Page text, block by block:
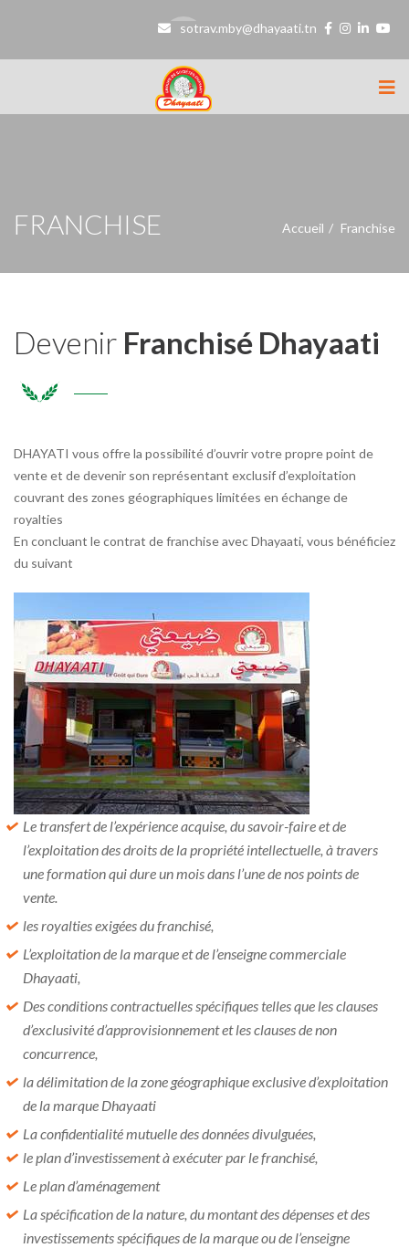
sotrav.mby@dhayaati.tn
FRANCHISE Accueil Franchise
Devenir Franchisé Dhayaati
DHAYATI vous offre la possibilité d’ouvrir votre propre point de
vente et de devenir son représentant exclusif d’exploitation
couvrant des zones géographiques limitées en échange de
royalties
En concluant le contrat de franchise avec Dhayaati, vous bénéficiez
du suivant
Le transfert de l’expérience acquise, du savoir-faire et de
l’exploitation des droits de la propriété intellectuelle, à travers
une formation qui dure un mois dans l’une de nos points de
vente.
les royalties exigées du franchisé,
L’exploitation de la marque et de l’enseigne commerciale
Dhayaati,
Des conditions contractuelles spécifiques telles que les clauses
d’exclusivité d’approvisionnement et les clauses de non
concurrence,
la délimitation de la zone géographique exclusive d’exploitation
de la marque Dhayaati
La confidentialité mutuelle des données divulguées,
le plan d’investissement à exécuter par le franchisé,
Le plan d’aménagement
La spécification de la nature, du montant des dépenses et des
investissements spécifiques de la marque ou de l’enseigne